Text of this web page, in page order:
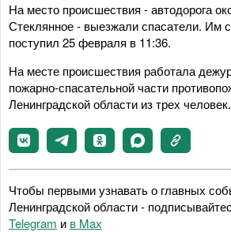
На место происшествия - автодорога
Стеклянное - выезжали спасатели. Им
поступил 25 февраля в 11:36.
На месте происшествия работала
пожарно-спасательной части
Ленинградской области из трех человек.
Чтобы первыми узнавать о главных
Ленинградской области -
Telegram и в Maх